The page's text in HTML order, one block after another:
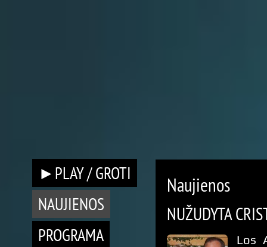
►PLAY / GROTI
NAUJIENOS
PROGRAMA
Naujienos
NUŽUDYTA
Los